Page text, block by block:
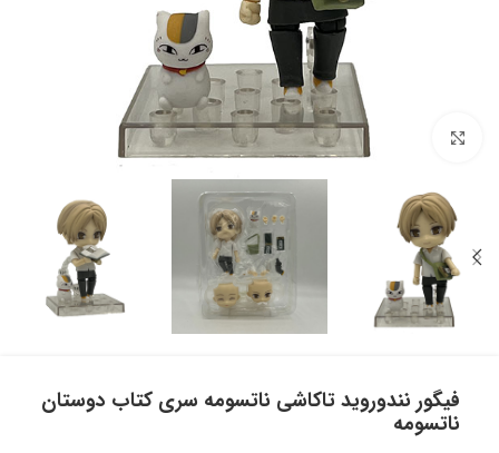
بزرگنمایی تصویر
فیگور نندوروید تاکاشی ناتسومه سری کتاب دوستان
ناتسومه